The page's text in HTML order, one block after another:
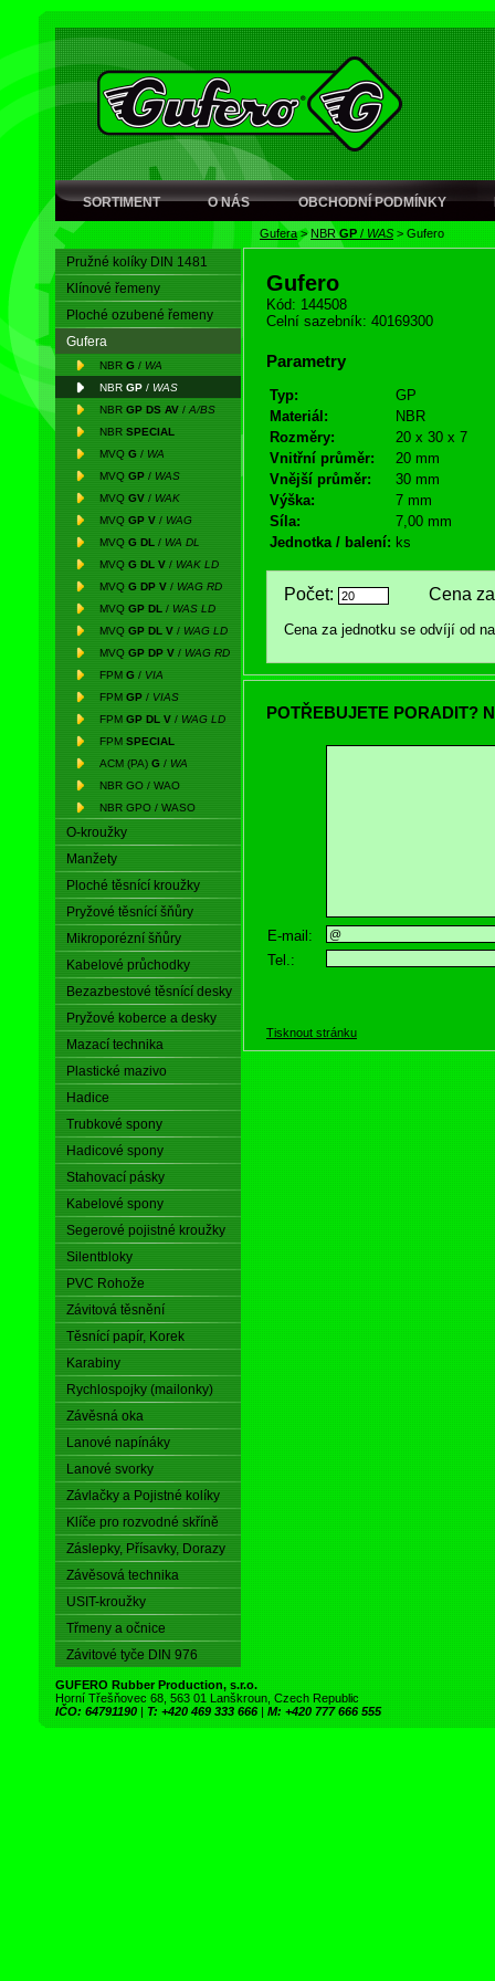
SORTIMENT O NÁS OBCHODNÍ PODMÍNKY
Gufera> NBRGP / WAS > Gufero
Pružné kolíky DIN 1481
Klínové řemeny
Ploché ozubené řemeny
Gufera
NBR G / WA
NBR GP / WAS
NBR GP DS AV / A/BS
NBR SPECIAL
MVQ G / WA
MVQ GP / WAS
MVQ GV / WAK
MVQ GP V / WAG
MVQ G DL / WA DL
MVQ G DL V / WAK LD
MVQ G DP V / WAG RD
MVQ GP DL / WAS LD
MVQ GP DL V / WAG LD
MVQ GP DP V / WAG RD
FPM G / VIA
FPM GP / VIAS
FPM GP DL V / WAG LD
FPM SPECIAL
ACM (PA) G / WA
NBR GO / WAO
NBR GPO / WASO
O-kroužky
Manžety
Ploché těsnící kroužky
Pryžové těsnící šňůry
Mikroporézní šňůry
Kabelové průchodky
Bezazbestové těsnící desky
Pryžové koberce a desky
Mazací technika
Plastické mazivo
Hadice
Trubkové spony
Hadicové spony
Stahovací pásky
Kabelové spony
Segerové pojistné kroužky
Silentbloky
PVC Rohože
Závitová těsnění
Těsnící papír, Korek
Karabiny
Rychlospojky (mailonky)
Závěsná oka
Lanové napínáky
Lanové svorky
Závlačky a Pojistné kolíky
Klíče pro rozvodné skříně
Záslepky, Přísavky, Dorazy
Závěsová technika
USIT-kroužky
Třmeny a očnice
Závitové tyče DIN 976
Gufero
Kód: 144508
Celní sazebník: 40169300
Parametry
Typ:
GP
Materiál:
NBR
Rozměry:
20 x 30 x 7
Vnitřní průměr:
20 mm
Vnější průměr:
30 mm
Výška:
7 mm
Síla:
7,00 mm
Jednotka / balení: ks
Počet: Cena za
Cena za jednotku se odvíjí od
POTŘEBUJETE PORADIT?
E-mail:
Tel.:
Tisknout stránku
GUFERO Rubber Production, s.r.o.
Horní Třešňovec 68, 563 01 Lanškroun, Czech Republic
IČO: 64791190 | T: +420 469 333 666 | M: +420 777 666 555